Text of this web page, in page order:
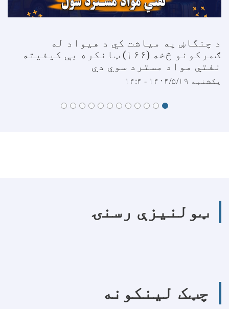
د چنگاښ په میاشت کي د هیواد له
ګمرکونو څخه (۱۶۶) ټانکره بې کیفیته
نفتي مواد مسترد سوي دي
یکشنبه ۱۴۰۴/۵/۱۹ - ۱۴:۴
ټولنیزې رسنۍ
چټک لینکونه